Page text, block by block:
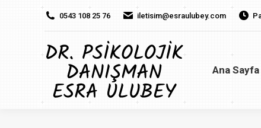
0543 108 25 76 iletisim@esraulubey.com
Ana Sayfa
Ana Sayfa